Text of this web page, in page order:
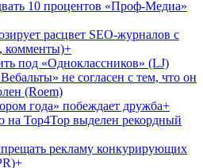
10 процентов «Проф-Медиа»
расцвет SEO-журналов с
комменты)+
под «Одноклассников» (LJ)
не согласен с тем, что он
(Roem)
года» побеждает дружба+
на Top4Top выделен рекордный
рекламу конкурирующих